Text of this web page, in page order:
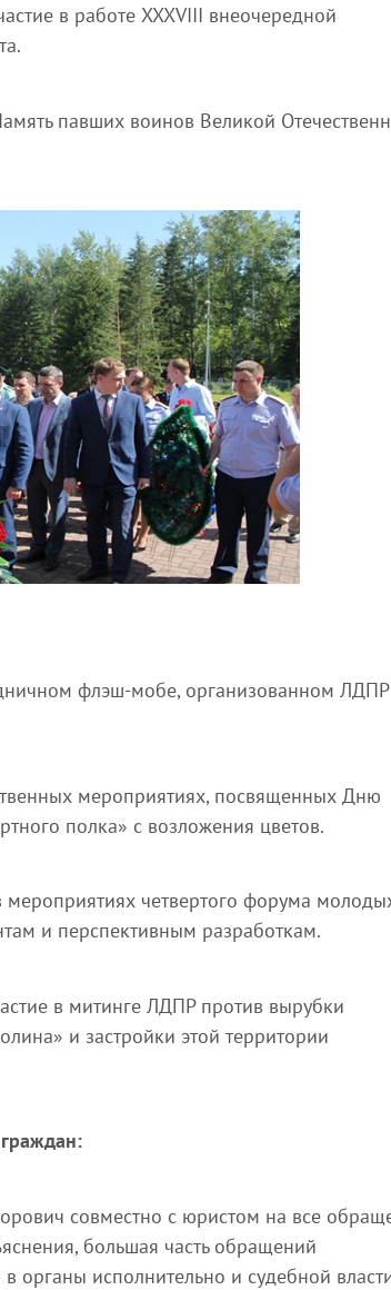
в работе XXXVIII внеочередной
павших воинов Великой
флэш-мобе, организованном ЛДПР
мероприятиях, посвященных Дню
полка» с возложения цветов.
четвертого форума
и перспективным разработкам.
в митинге ЛДПР против вырубки
и застройки этой территории
совместно с юристом на все
большая часть обращений
органы исполнительно и судебной